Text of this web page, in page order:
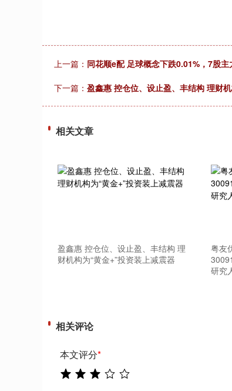
上一篇： 同花顺e配 足球概念下跌0.01%，7股
下一篇： 盈鑫惠 控仓位、设止盈、丰结构 理财
相关文章
盈鑫惠 控仓位、设止盈、丰结构 理
财机构为“黄金+”投资装上减震器
粤友
研究
相关评论
本文评分*